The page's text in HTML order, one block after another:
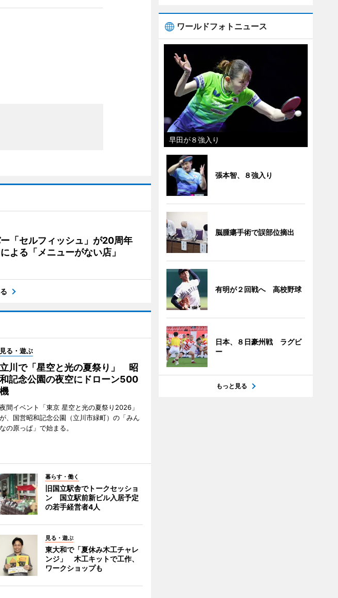
「セルフィッシュ」が20周年
よる「メニューがない店」
見る・遊ぶ
立川で「星空と光の夏祭り」 昭
和記念公園の夜空にドローン500
機
夜間イベント「東京 星空と光の夏祭り2026」
が、国営昭和記念公園（立川市緑町）の「みん
なの原っぱ」で始まる。
暮らす・働く
旧国立駅舎でトークセッショ
ン 国立駅前新ビル入居予定
の若手経営者4人
見る・遊ぶ
東大和で「夏休み木工チャレ
ンジ」 木工キットで工作、
ワークショップも
ワールドフォトニュース
早田が８強入り
張本智、８強入り
脳腫瘍手術で誤部位摘出
有明が２回戦へ 高校野球
日本、８日豪州戦 ラグビ
ー
もっと見る